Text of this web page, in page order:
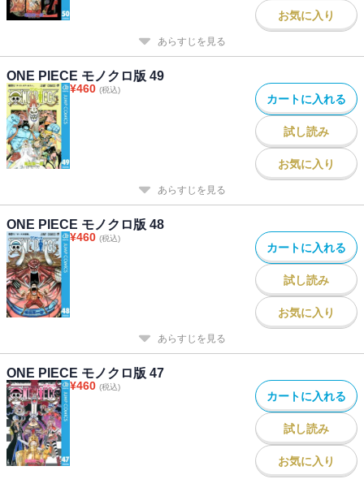
お気に入り
あらすじを見る
ONE PIECE モノクロ版 49
¥460 (税込)
カートに入れる
試し読み
お気に入り
あらすじを見る
ONE PIECE モノクロ版 48
¥460 (税込)
カートに入れる
試し読み
お気に入り
あらすじを見る
ONE PIECE モノクロ版 47
¥460 (税込)
カートに入れる
試し読み
お気に入り